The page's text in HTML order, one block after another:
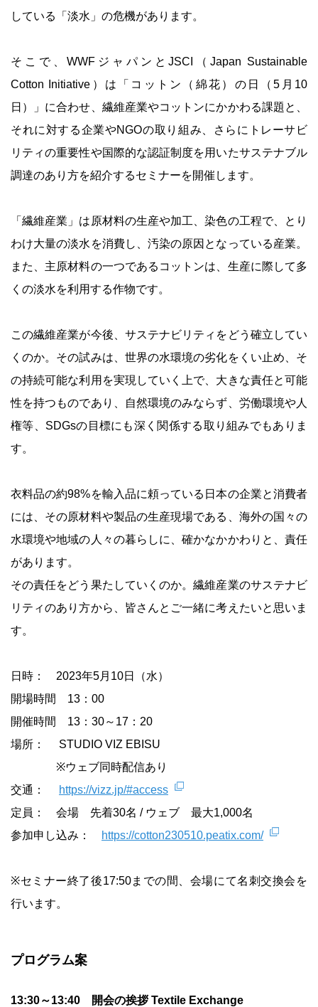
している「淡水」の危機があります。
そこで、WWFジャパンとJSCI（Japan Sustainable
Cotton Initiative）は「コットン（綿花）の日（5月10
日）」に合わせ、繊維産業やコットンにかかわる課題と、
それに対する企業やNGOの取り組み、さらにトレーサビ
リティの重要性や国際的な認証制度を用いたサステナブル
調達のあり方を紹介するセミナーを開催します。
「繊維産業」は原材料の生産や加工、染色の工程で、とり
わけ大量の淡水を消費し、汚染の原因となっている産業。
また、主原材料の一つであるコットンは、生産に際して多
くの淡水を利用する作物です。
この繊維産業が今後、サステナビリティをどう確立してい
くのか。その試みは、世界の水環境の劣化をくい止め、そ
の持続可能な利用を実現していく上で、大きな責任と可能
性を持つものであり、自然環境のみならず、労働環境や人
権等、SDGsの目標にも深く関係する取り組みでもありま
す。
衣料品の約98%を輸入品に頼っている日本の企業と消費者
には、その原材料や製品の生産現場である、海外の国々の
水環境や地域の人々の暮らしに、確かなかかわりと、責任
があります。
その責任をどう果たしていくのか。繊維産業のサステナビ
リティのあり方から、皆さんとご一緒に考えたいと思いま
す。
日時： 2023年5月10日（水）
開場時間 13：00
開催時間 13：30～17：20
場所： STUDIO VIZ EBISU
※ウェブ同時配信あり
交通：
https://vizz.jp/#access
定員： 会場 先着30名 / ウェブ 最大1,000名
参加申し込み：
https://cotton230510.peatix.com/
※セミナー終了後17:50までの間、会場にて名刺交換会を
行います。
プログラム案
13:30～13:40 開会の挨拶 Textile Exchange